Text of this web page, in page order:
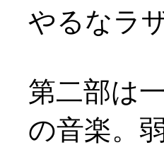
やるなラ
第二部は
の音楽。